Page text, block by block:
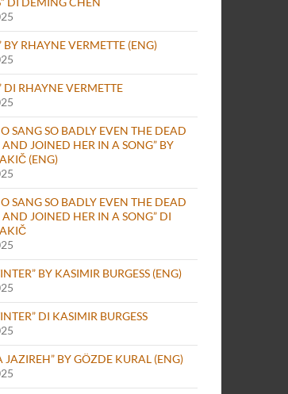
BY RHAYNE VERMETTE (ENG)
DI RHAYNE VERMETTE
SANG SO BADLY EVEN THE DEAD
AND JOINED HER IN A SONG” BY
(ENG)
SANG SO BADLY EVEN THE DEAD
AND JOINED HER IN A SONG” DI
BY KASIMIR BURGESS (ENG)
DI KASIMIR BURGESS
JAZIREH” BY GÖZDE KURAL (ENG)